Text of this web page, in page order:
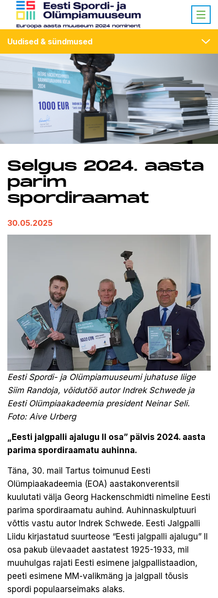
Uudised & sündmused
Selgus 2024. aasta
parim
spordiraamat
30.05.2025
Eesti Spordi- ja Olümpiamuuseumi juhatuse liige
Siim Randoja, võidutöö autor Indrek Schwede ja
Eesti Olümpiaakadeemia president Neinar Seli.
Foto: Aive Urberg
„Eesti jalgpalli ajalugu II osa” pälvis 2024. aasta
parima spordiraamatu auhinna.
Täna, 30. mail Tartus toimunud Eesti
Olümpiaakadeemia (EOA) aastakonverentsil
kuulutati välja Georg Hackenschmidti nimeline Eesti
parima spordiraamatu auhind. Auhinnaskulptuuri
võttis vastu autor Indrek Schwede. Eesti Jalgpalli
Liidu kirjastatud suurteose “Eesti jalgpalli ajalugu” II
osa pakub ülevaadet aastatest 1925-1933, mil
muuhulgas rajati Eesti esimene jalgpallistaadion,
peeti esimene MM-valikmäng ja jalgpall tõusis
spordi populaarseimaks alaks.